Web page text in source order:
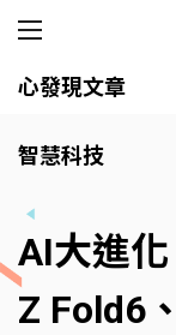
心發現文章
智慧科技
AI大進
Z Fold6